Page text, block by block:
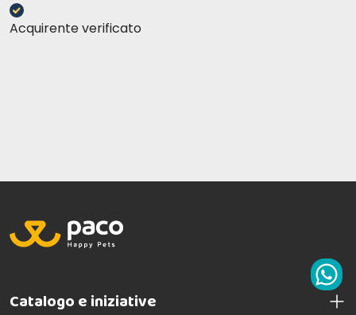
Acquirente verificato
Catalogo e iniziative